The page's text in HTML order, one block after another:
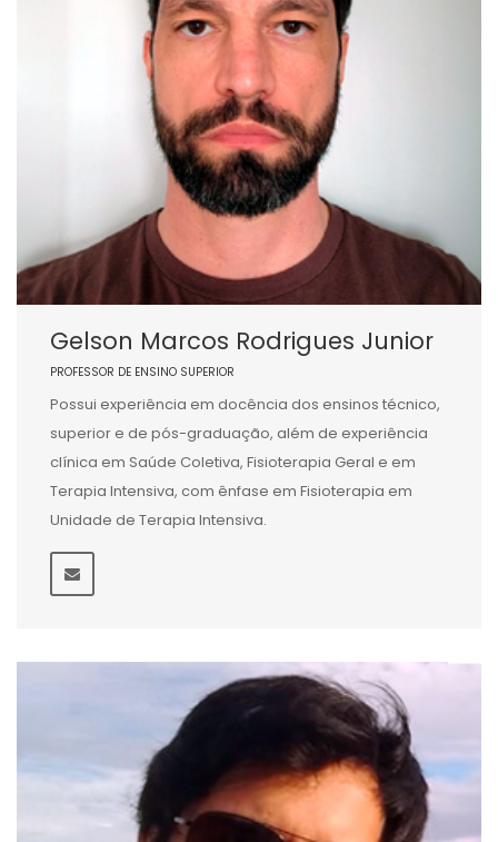
Gelson Marcos Rodrigues Junior
PROFESSOR DE ENSINO SUPERIOR
Possui experiência em docência dos ensinos técnico,
superior e de pós-graduação, além de experiência
clínica em Saúde Coletiva, Fisioterapia Geral e em
Terapia Intensiva, com ênfase em Fisioterapia em
Unidade de Terapia Intensiva.